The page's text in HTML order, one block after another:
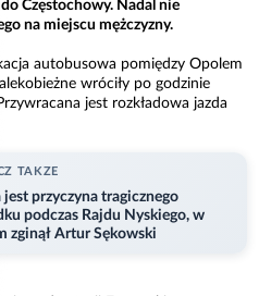
Częstochowy. Nadal nie
na miejscu mężczyzny.
autobusowa pomiędzy Opolem
wróciły po godzinie
jest rozkładowa jazda
TAKZE
jest przyczyna tragicznego
podczas Rajdu Nyskiego, w
zginął Artur Sękowski